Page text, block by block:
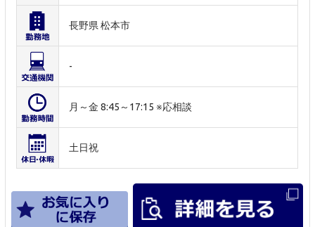
長野県 松本市
-
月～金 8:45～17:15 ※応相談
土日祝